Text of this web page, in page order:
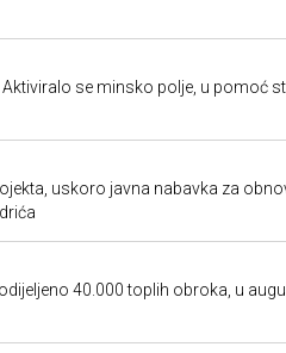
se minsko polje, u pomoć
uskoro javna nabavka za
40.000 toplih obroka, u